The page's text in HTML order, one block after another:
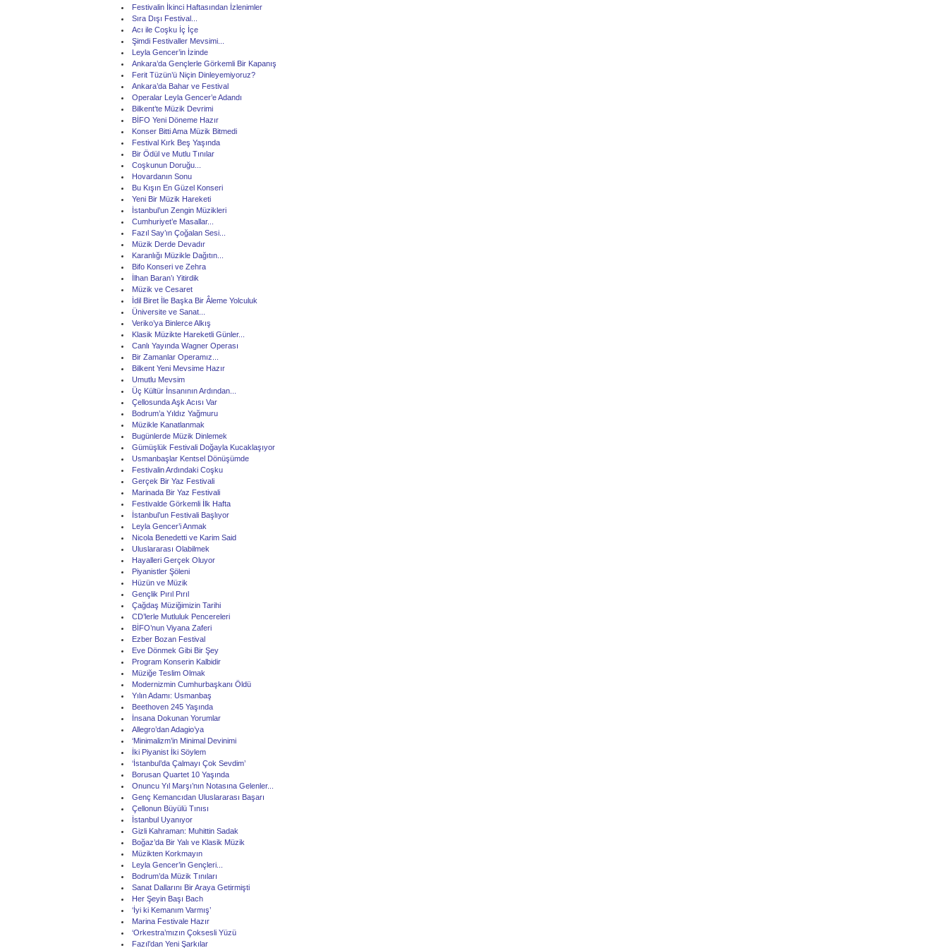
Festivalin İkinci Haftasından İzlenimler
Sıra Dışı Festival...
Acı ile Coşku İç İçe
Şimdi Festivaller Mevsimi...
Leyla Gencer’in İzinde
Ankara’da Gençlerle Görkemli Bir Kapanış
Ferit Tüzün’ü Niçin Dinleyemiyoruz?
Ankara’da Bahar ve Festival
Operalar Leyla Gencer’e Adandı
Bilkent’te Müzik Devrimi
BİFO Yeni Döneme Hazır
Konser Bitti Ama Müzik Bitmedi
Festival Kırk Beş Yaşında
Bir Ödül ve Mutlu Tınılar
Coşkunun Doruğu...
Hovardanın Sonu
Bu Kışın En Güzel Konseri
Yeni Bir Müzik Hareketi
İstanbul’un Zengin Müzikleri
Cumhuriyet’e Masallar...
Fazıl Say’ın Çoğalan Sesi...
Müzik Derde Devadır
Karanlığı Müzikle Dağıtın...
Bifo Konseri ve Zehra
İlhan Baran’ı Yitirdik
Müzik ve Cesaret
İdil Biret İle Başka Bir Âleme Yolculuk
Üniversite ve Sanat...
Veriko’ya Binlerce Alkış
Klasik Müzikte Hareketli Günler...
Canlı Yayında Wagner Operası
Bir Zamanlar Operamız...
Bilkent Yeni Mevsime Hazır
Umutlu Mevsim
Üç Kültür İnsanının Ardından...
Çellosunda Aşk Acısı Var
Bodrum’a Yıldız Yağmuru
Müzikle Kanatlanmak
Bugünlerde Müzik Dinlemek
Gümüşlük Festivali Doğayla Kucaklaşıyor
Usmanbaşlar Kentsel Dönüşümde
Festivalin Ardındaki Coşku
Gerçek Bir Yaz Festivali
Marinada Bir Yaz Festivali
Festivalde Görkemli İlk Hafta
İstanbul’un Festivali Başlıyor
Leyla Gencer’i Anmak
Nicola Benedetti ve Karim Said
Uluslararası Olabilmek
Hayalleri Gerçek Oluyor
Piyanistler Şöleni
Hüzün ve Müzik
Gençlik Pırıl Pırıl
Çağdaş Müziğimizin Tarihi
CD’lerle Mutluluk Pencereleri
BİFO’nun Viyana Zaferi
Ezber Bozan Festival
Eve Dönmek Gibi Bir Şey
Program Konserin Kalbidir
Müziğe Teslim Olmak
Modernizmin Cumhurbaşkanı Öldü
Yılın Adamı: Usmanbaş
Beethoven 245 Yaşında
İnsana Dokunan Yorumlar
Allegro’dan Adagio’ya
‘Minimalizm’in Minimal Devinimi
İki Piyanist İki Söylem
‘İstanbul’da Çalmayı Çok Sevdim’
Borusan Quartet 10 Yaşında
Onuncu Yıl Marşı’nın Notasına Gelenler...
Genç Kemancıdan Uluslararası Başarı
Çellonun Büyülü Tınısı
İstanbul Uyanıyor
Gizli Kahraman: Muhittin Sadak
Boğaz’da Bir Yalı ve Klasik Müzik
Müzikten Korkmayın
Leyla Gencer’in Gençleri...
Bodrum’da Müzik Tınıları
Sanat Dallarını Bir Araya Getirmişti
Her Şeyin Başı Bach
‘İyi ki Kemanım Varmış’
Marina Festivale Hazır
‘Orkestra’mızın Çoksesli Yüzü
Fazıl’dan Yeni Şarkılar